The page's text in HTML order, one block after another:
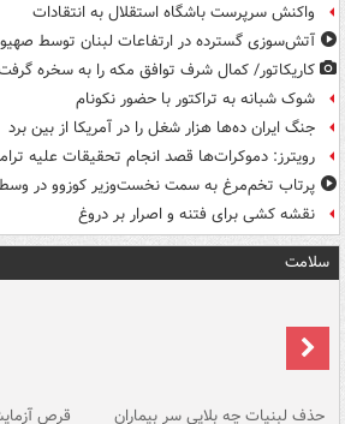
واکنش سرپرست باشگاه استقلال به انتقادات
آتش‌سوزی گسترده در ارتفاعات لبنان توسط
کاریکاتور/ کمال شرف توافق مکه را به سخره
شوک شبانه به تراکتور با حضور نکونام
جنگ ایران ده‌ها هزار شغل را در آمریکا از بین برد
رویترز: دموکرات‌ها قصد انجام تحقیقات علیه
پرتاب تخم‌مرغ به سمت نخست‌وزیر کوزوو در وسط
نقشه کشی برای فتنه و اصرار بر دروغ
سلامت
حذف لبنیات چه بلایی سر بیماران